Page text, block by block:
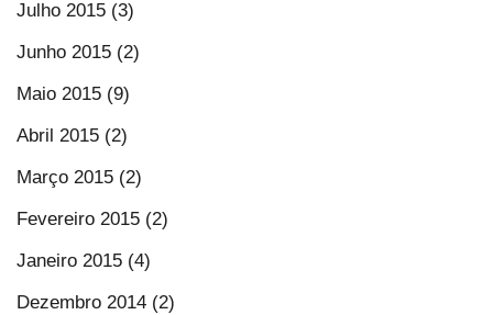
Julho 2015 (3)
Junho 2015 (2)
Maio 2015 (9)
Abril 2015 (2)
Março 2015 (2)
Fevereiro 2015 (2)
Janeiro 2015 (4)
Dezembro 2014 (2)